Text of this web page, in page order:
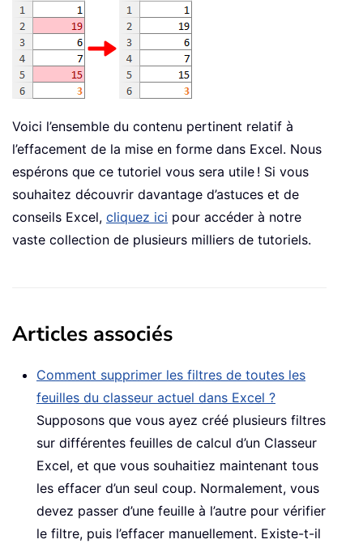
Voici l’ensemble du contenu pertinent relatif à
l’effacement de la mise en forme dans Excel. Nous
espérons que ce tutoriel vous sera utile ! Si vous
souhaitez découvrir davantage d’astuces et de
conseils Excel, cliquez ici pour accéder à notre
vaste collection de plusieurs milliers de tutoriels.
Articles associés
Comment supprimer les filtres de toutes les
feuilles du classeur actuel dans Excel ?
Supposons que vous ayez créé plusieurs filtres
sur différentes feuilles de calcul d’un Classeur
Excel, et que vous souhaitiez maintenant tous
les effacer d’un seul coup. Normalement, vous
devez passer d’une feuille à l’autre pour vérifier
le filtre, puis l’effacer manuellement. Existe-t-il